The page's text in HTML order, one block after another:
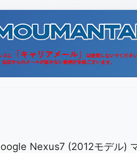
Nexus7 (2012モデル)